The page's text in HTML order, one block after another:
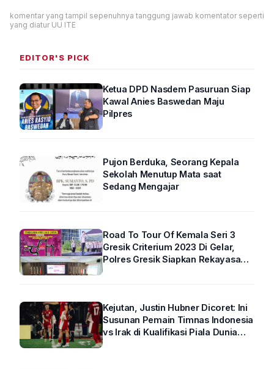
komentar yang tampil sepenuhnya tanggung jawab komentator seperti
yang diatur UU ITE
EDITOR'S PICK
Ketua DPD Nasdem Pasuruan Siap
Kawal Anies Baswedan Maju
Pilpres
Pujon Berduka, Seorang Kepala
Sekolah Menutup Mata saat
Sedang Mengajar
Road To Tour Of Kemala Seri 3
Gresik Criterium 2023 Di Gelar,
Polres Gresik Siapkan Rekayasa
Kejutan, Justin Hubner Dicoret: Ini
Susunan Pemain Timnas Indonesia
vs Irak di Kualifikasi Piala Dunia